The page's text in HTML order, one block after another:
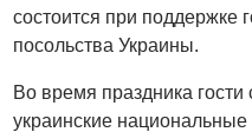
состоится при поддержке
посольства Украины.
Во время праздника гости
украинские